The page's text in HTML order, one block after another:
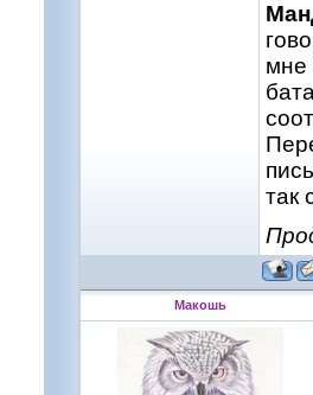
мне
так
Макошь